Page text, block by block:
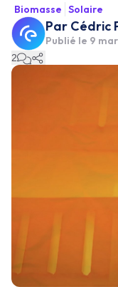
Biomasse Solaire
Par Cédric
Publié le 9
2